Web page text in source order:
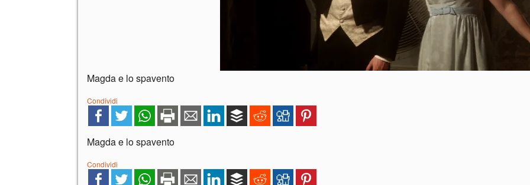
Magda e lo spavento
Condividi
Magda e lo spavento
Condividi